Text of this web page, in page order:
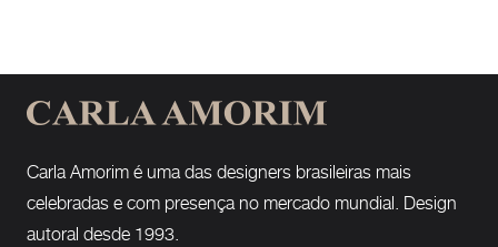
Carla Amorim é uma das designers brasileiras mais
celebradas e com presença no mercado mundial. Design
autoral desde 1993.